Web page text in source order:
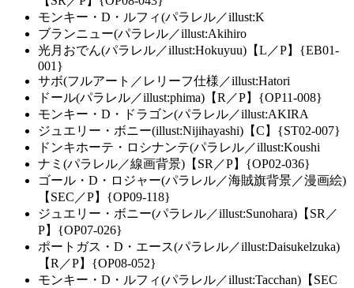
モンキー・D・ルフィ(パラレル／illust:K
ブランニュー(パラレル／illust:Akihiro
光月おでん(パラレル／illust:Hokuyuu)【L／P】{EB01-
001}
サボ(フルアート／レリーフ仕様／illust:Hatori
ドール(パラレル／illust:phima)【R／P】{OP11-008}
モンキー・D・ドラゴン(パラレル／illust:AKIRA
ジュエリー・ボニー(illust:Nijihayashi)【C】{ST02-007}
ドンキホーテ・ロシナンテ(パラレル／illust:Koushi
ナミ(パラレル／線画背景)【SR／P】{OP02-036}
ゴール・D・ロジャー(パラレル／海賊旗背景／漫画絵)
【SEC／P】{OP09-118}
ジュエリー・ボニー(パラレル／illust:Sunohara)【SR／
P】{OP07-026}
ポートガス・D・エース(パラレル／illust:Daisukelzuka)
【R／P】{OP08-052}
モンキー・D・ルフィ(パラレル／illust:Tacchan)【SEC